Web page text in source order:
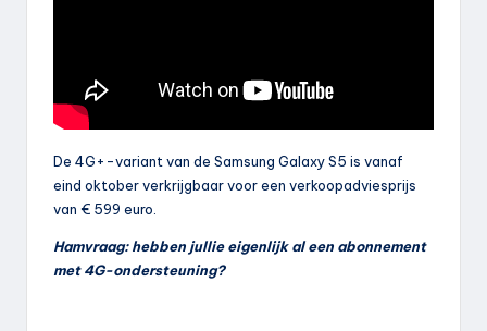
De 4G+-variant van de Samsung Galaxy S5 is vanaf
eind oktober verkrijgbaar voor een verkoopadviesprijs
van € 599 euro.
Hamvraag: hebben jullie eigenlijk al een abonnement
met 4G-ondersteuning?